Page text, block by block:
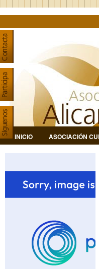
INICIO ASOCIACIÓN